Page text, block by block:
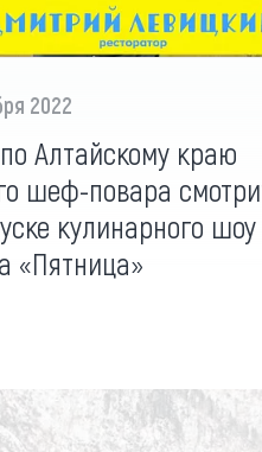
2022
Алтайскому краю
шеф-повара
кулинарного шоу
«Пятница»